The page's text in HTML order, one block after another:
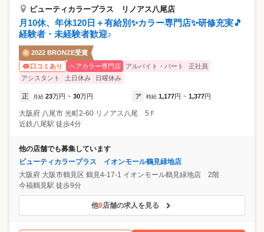
ビューティカラープラス リノアス八尾店
月10休、年休120日＋有給別✨カラー専門店✨研修充実🎵
経験者・未経験者歓迎♪
2022 BRONZE受賞
口コミあり
ヘアカラー専門店 アルバイト・パート
正社員
アシスタント
土日休み 日曜休み
正 月給 23万円 ~ 30万円 ア 時給 1,177円 ~ 1,377円
大阪府 八尾市 光町2-60 リノアス八尾 5Ｆ
近鉄八尾駅 徒歩4分
他の店舗でも募集しています
ビューティカラープラス イオンモール鶴見緑地店
大阪府 大阪市鶴見区 鶴見4-17-1 イオンモール鶴見緑地店 2階
今福鶴見駅 徒歩9分
他8店舗の求人を見る